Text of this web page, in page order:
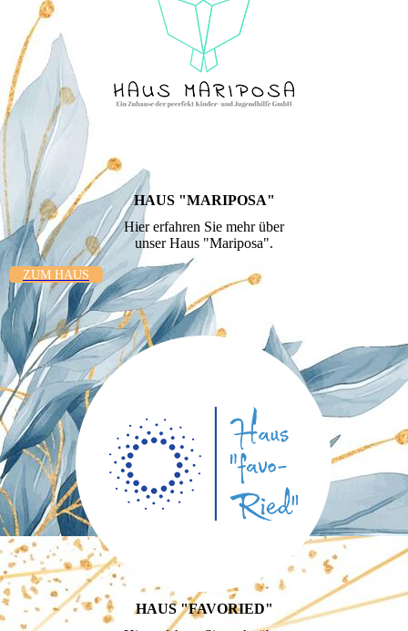
HAUS "MARIPOSA"
Hier erfahren Sie mehr über
unser Haus "Mariposa".
ZUM HAUS
HAUS "FAVORIED"